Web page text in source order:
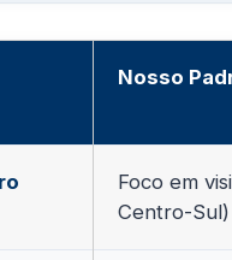
Nosso
Foco em
Centro-Sul)